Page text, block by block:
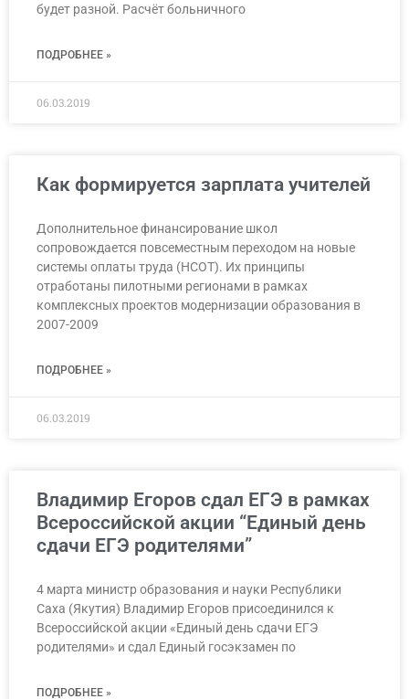
будет разной. Расчёт больничного
ПОДРОБНЕЕ »
06.03.2019
Как формируется зарплата учителей
Дополнительное финансирование школ
сопровождается повсеместным переходом на новые
системы оплаты труда (НСОТ). Их принципы
отработаны пилотными регионами в рамках
комплексных проектов модернизации образования в
2007-2009
ПОДРОБНЕЕ »
06.03.2019
Владимир Егоров сдал ЕГЭ в рамках
Всероссийской акции “Единый день
сдачи ЕГЭ родителями”
4 марта министр образования и науки Республики
Саха (Якутия) Владимир Егоров присоединился к
Всероссийской акции «Единый день сдачи ЕГЭ
родителями» и сдал Единый госэкзамен по
ПОДРОБНЕЕ »